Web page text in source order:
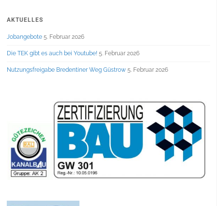
AKTUELLES
Jobangebote 5. Februar 2026
Die TEK gibt es auch bei Youtube! 5. Februar 2026
Nutzungsfreigabe Bredentiner Weg Güstrow 5. Februar 2026